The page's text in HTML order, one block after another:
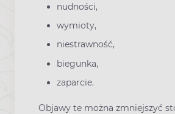
nudności,
wymioty,
niestrawność,
biegunka,
zaparcie.
Objawy te można zmniejszyć